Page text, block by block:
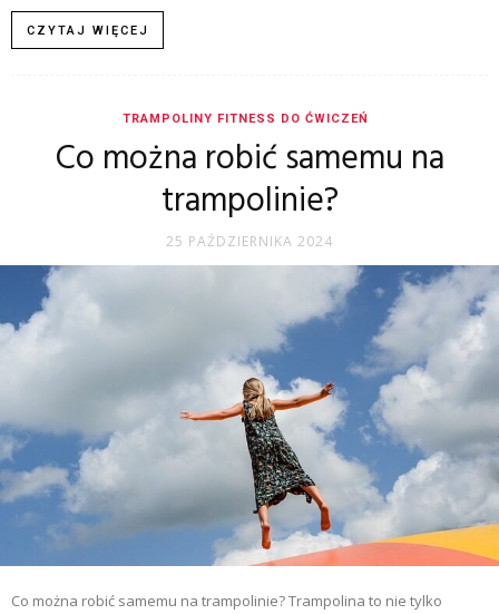
CZYTAJ WIĘCEJ
TRAMPOLINY FITNESS DO ĆWICZEŃ
Co można robić samemu na
trampolinie?
25 PAŹDZIERNIKA 2024
Co można robić samemu na trampolinie? Trampolina to nie tylko